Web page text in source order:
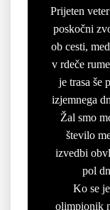
Prijeten
poskočni
ob cesti,
v rdeče
je trasa še
izjemnega
Žal smo
število
izvedbi
pol
Ko se
olimpionik